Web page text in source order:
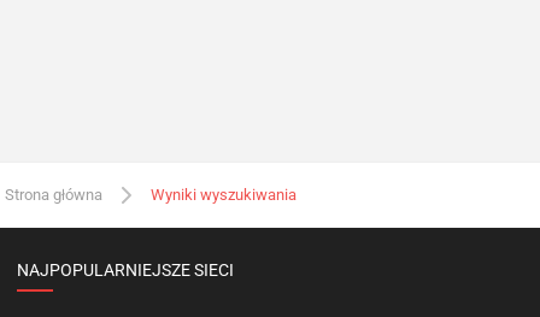
Strona główna Wyniki wyszukiwania
NAJPOPULARNIEJSZE SIECI